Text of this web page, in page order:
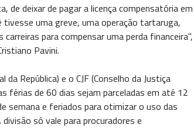
de deixar de pagar a licença compensatória em
uma greve, uma operação tartaruga,
para compensar uma perda financeira",
Pavini.
República) e o CJF (Conselho da Justiça
férias de 60 dias sejam parceladas em até 12
semana e feriados para otimizar o uso das
só vale para procuradores e